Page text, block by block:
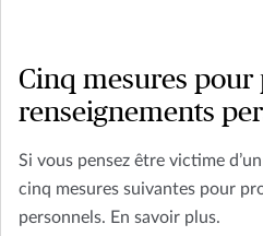
Cinq mesures pour
renseignements
Si vous pensez être victime
cinq mesures suivantes pour
personnels. En savoir plus.